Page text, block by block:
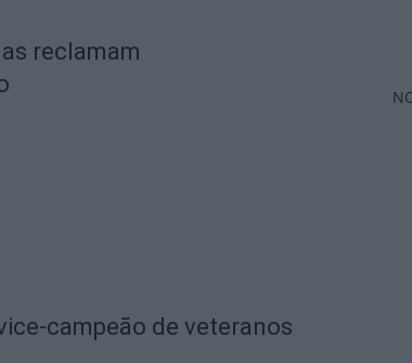
reclamam
campeão de veteranos